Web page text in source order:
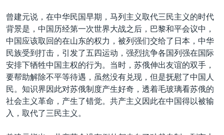
曾建元说，在中华民国早期，马列主义取代三民主义的时代
背景是，中国历经第一次世界大战之后，巴黎和平会议中，
中国应该取回的在山东的权力，被列强们交给了日本，中华
民族受到打击，引发了五四运动，强烈抗争各国列强在国际
安排下牺牲中国主权的行为。当时，苏俄伸出友谊的双手，
要帮助解除不平等待遇，虽然没有兑现，但是抚慰了中国人
民。知识界因此对苏俄制度产生好奇，透着毛玻璃看苏俄的
社会主义革命，产生了错觉。共产主义因此在中国得以被输
入，取代了三民主义。